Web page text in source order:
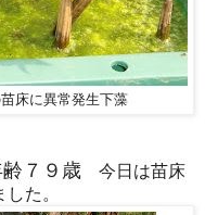
床に異常発生下藻
７９歳 今日は苗床
た。